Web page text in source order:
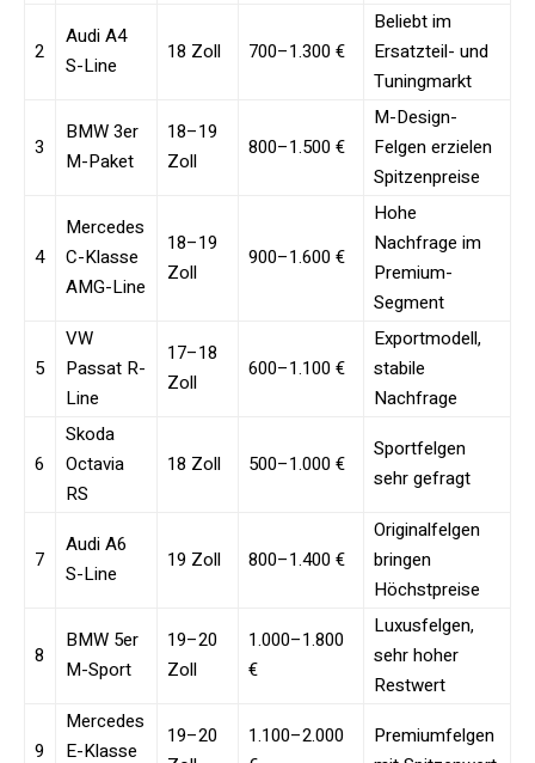
2
Audi A4
S-Line
18 Zoll 700–1.300 €
Beliebt im
Ersatzteil- und
Tuningmarkt
3
BMW 3er
M-Paket
18–19
Zoll
800–1.500 €
M-Design-
Felgen erzielen
Spitzenpreise
4
Mercedes
C-Klasse
AMG-Line
18–19
Zoll
900–1.600 €
Hohe
Nachfrage im
Premium-
Segment
5
VW
Passat R-
Line
17–18
Zoll
600–1.100 €
Exportmodell,
stabile
Nachfrage
6
Skoda
Octavia
RS
18 Zoll 500–1.000 €
Sportfelgen
sehr gefragt
7
Audi A6
S-Line
19 Zoll 800–1.400 €
Originalfelgen
bringen
Höchstpreise
8
BMW 5er
M-Sport
19–20
Zoll
1.000–1.800
€
Luxusfelgen,
sehr hoher
Restwert
9
Mercedes
E-Klasse
19–20
1.100–2.000
Premiumfelgen